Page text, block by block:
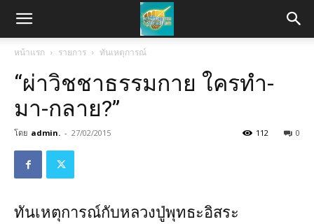
หน้าแรก รายการ ทันเหตุการณ์
“ผ่าวิชชาธรรมกาย ใครทำ-
มา-กลาย?”
โดย admin. - 27/02/2015 0
112
ทันเหตุการณ์กับหลวงปู่พุทธะอิสระ